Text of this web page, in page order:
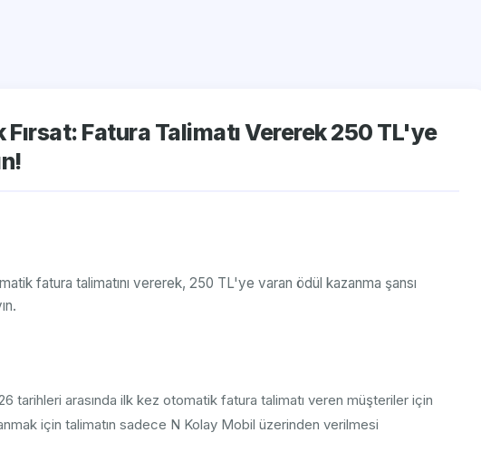
Fatura Talimatı Vererek 250 TL'ye
fatura talimatını vererek, 250 TL'ye varan ödül kazanma şansı
tarihleri arasında ilk kez otomatik fatura talimatı veren müşteriler için
için talimatın sadece N Kolay Mobil üzerinden verilmesi